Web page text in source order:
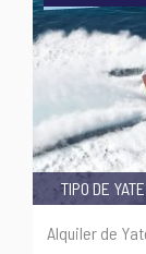
TIPO DE YATE
Alquiler de